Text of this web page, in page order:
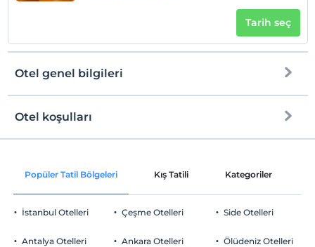
Çocuklar
2 yaşına kadar olan bebekler ücretsizdir.
Her bir oda için 1. çocuk 6 yaşına kadar ücretsizdir
Her bir oda için 2. çocuk 6 yaşına kadar ücretsizdir
Tarih seç
Otel genel bilgileri
Otel koşulları
Check/in
Check/out
En geç saat 12:00 ve öncesi
Evcil Hayvan
Popüler Tatil Bölgeleri Kış Tatili Kategoriler
İstanbul Otelleri
Antalya Otelleri
Çeşme Otelleri
Ankara Otelleri
Side Otelleri
Ölüdeniz Otelleri